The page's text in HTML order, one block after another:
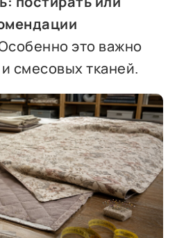
это важно
смесовых тканей.